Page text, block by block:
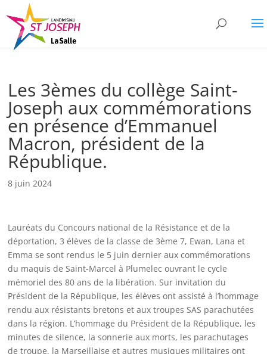
Les 3èmes du collège Saint-
Joseph aux commémorations
en présence d’Emmanuel
Macron, président de la
République.
8 juin 2024
Lauréats du Concours national de la Résistance et de la
déportation, 3 élèves de la classe de 3ème 7, Ewan, Lana et
Emma se sont rendus le 5 juin dernier aux commémorations
du maquis de Saint-Marcel à Plumelec ouvrant le cycle
mémoriel des 80 ans de la libération. Sur invitation du
Président de la République, les élèves ont assisté à l’hommage
rendu aux résistants bretons et aux troupes SAS parachutées
dans la région. L’hommage du Président de la République, les
minutes de silence, la sonnerie aux morts, les parachutages
de troupe, la Marseillaise et autres musiques militaires ont